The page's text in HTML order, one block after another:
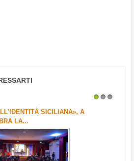
SICILIANA», A
LA...